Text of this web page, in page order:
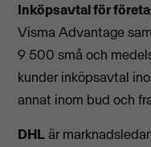
Inköpsavtal för
Visma Advantage
9 500 små och
kunder inköpsavtal
annat inom bud och
DHLär